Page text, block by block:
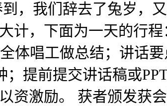
，我们辞去了兔岁，
计，下面为一天的行
体唱工做总结；讲话
提前提交讲话稿或
资激励。 获者颁发获